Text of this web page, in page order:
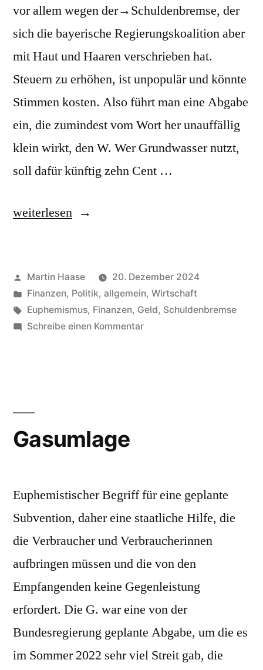
vor allem wegen der→Schuldenbremse, der
sich die bayerische Regierungskoalition aber
mit Haut und Haaren verschrieben hat.
Steuern zu erhöhen, ist unpopulär und könnte
Stimmen kosten. Also führt man eine Abgabe
ein, die zumindest vom Wort her unauffällig
klein wirkt, den W. Wer Grundwasser nutzt,
soll dafür künftig zehn Cent …
„Wassercent“
weiterlesen
Veröffentlicht
von
Martin Haase
20. Dezember 2024
Veröffentlicht
in
Finanzen, Politik, allgemein, Wirtschaft
Schlagwörter:
Euphemismus, Finanzen, Geld, Schuldenbremse
Schreibe einen Kommentarzu
Gasumlage
Euphemistischer Begriff für eine geplante
Subvention, daher eine staatliche Hilfe, die
die Verbraucher und Verbraucherinnen
aufbringen müssen und die von den
Empfangenden keine Gegenleistung
erfordert. Die G. war eine von der
Bundesregierung geplante Abgabe, um die es
im Sommer 2022 sehr viel Streit gab, die